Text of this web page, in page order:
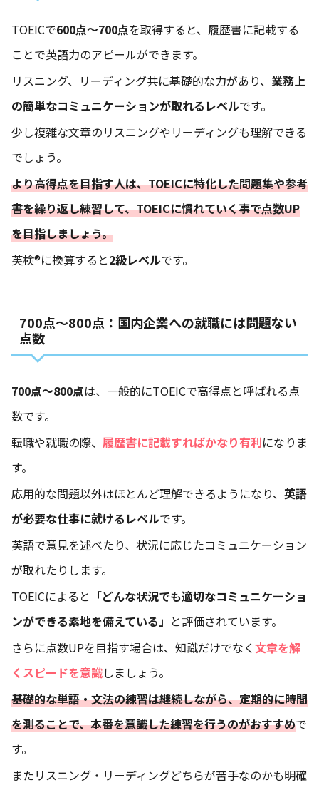
TOEICで600点～700点を取得すると、履歴書に記載する
ことで英語力のアピールができます。
リスニング、リーディング共に基礎的な力があり、 業務上
の簡単なコミュニケーションが取れるレベルです。
少し複雑な文章のリスニングやリーディングも理解できる
でしょう。
より高得点を目指す人は、TOEICに特化した問題集や参考
書を繰り返し練習して、TOEICに慣れていく事で点数UP
を目指しましょう。
英検®に換算すると2級レベルです。
700点～800点：国内企業への就職には問題ない
点数
700点～800点は、一般的にTOEICで高得点と呼ばれる点
数です。
転職や就職の際、 履歴書に記載すればかなり有利になりま
す。
応用的な問題以外はほとんど理解できるようになり、 英語
が必要な仕事に就けるレベルです。
英語で意見を述べたり、状況に応じたコミュニケーション
が取れたりします。
TOEICによると 「どんな状況でも適切なコミュニケーショ
ンができる素地を備えている」 と評価されています。
さらに点数UPを目指す場合は、知識だけでなく文章を解
くスピードを意識しましょう。
基礎的な単語・文法の練習は継続しながら、定期的に時間
を測ることで、本番を意識した練習を行うのがおすすめで
す。
またリスニング・リーディングどちらが苦手なのかも明確